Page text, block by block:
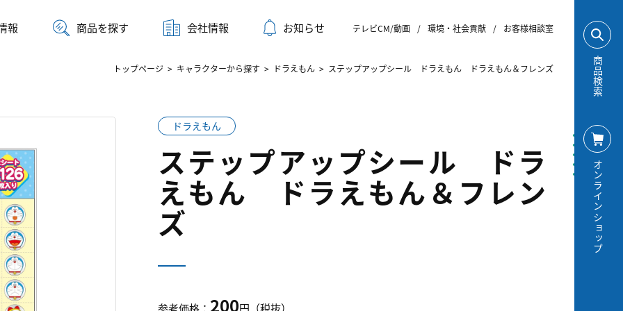
報 商品を探す 会社情報 お知らせ テレビCM/動画 / 環境・社会貢献 / お客様相談室
トップページ > キャラクターから探す > ドラえもん > ステップアップシール ドラえもん ドラえもん＆フレンズ
ドラえもん
ステップアップシール ドラ
えもん ドラえもん＆フレン
ズ
参考価格： 200円（税抜）
商品検索
オンラインショップ